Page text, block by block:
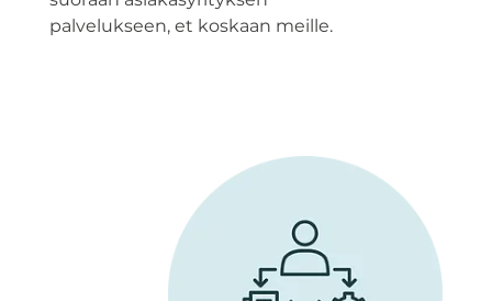
palvelukseen, et koskaan meille.